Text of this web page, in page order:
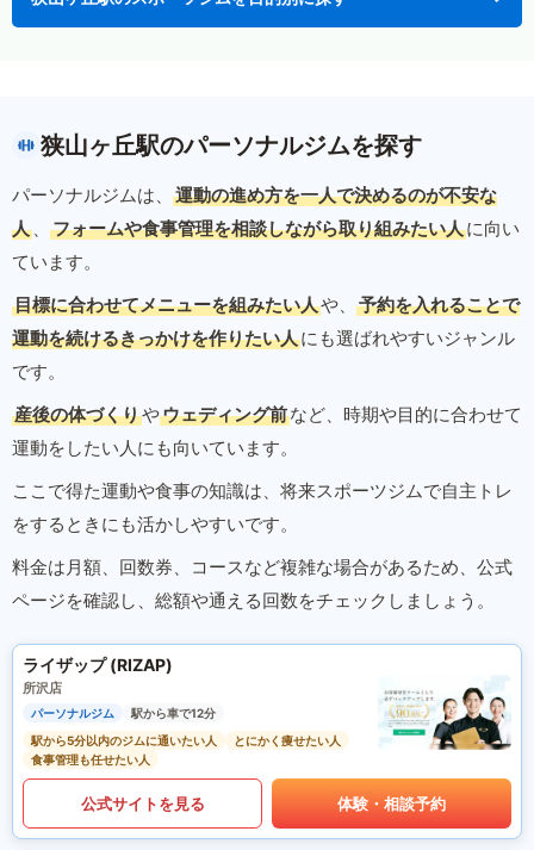
狭山ヶ丘駅のパーソナルジムを探す
パーソナルジムは、
運動の進め方を一人で決めるのが不安な
人 、 フォームや食事管理を相談しながら取り組みたい人に向い
ています。
目標に合わせてメニューを組みたい人や、
予約を入れることで
運動を続けるきっかけを作りたい人にも選ばれやすいジャンル
です。
産後の体づくりやウェディング前など、時期や目的に合わせて
運動をしたい人にも向いています。
ここで得た運動や食事の知識は、将来スポーツジムで自主トレ
をするときにも活かしやすいです。
料金は月額、回数券、コースなど複雑な場合があるため、公式
ページを確認し、総額や通える回数をチェックしましょう。
ライザップ (RIZAP)
所沢店
パーソナルジム
駅から車で12分
駅から5分以内のジムに通いたい人
とにかく痩せたい人
食事管理も任せたい人
公式サイトを見る 体験・相談予約